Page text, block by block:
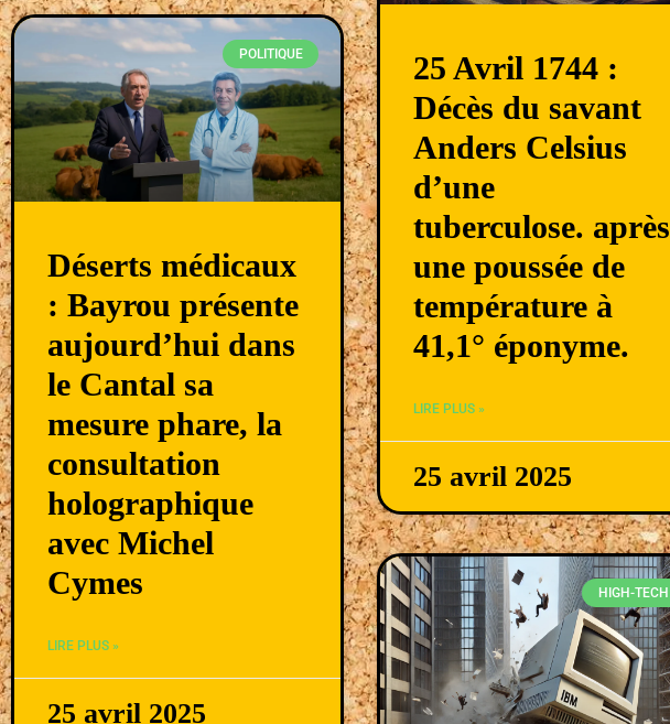
POLITIQUE
Déserts médicaux
: Bayrou présente
aujourd’hui dans
le Cantal sa
mesure phare, la
consultation
holographique
avec Michel
Cymes
LIRE PLUS »
25 avril 2025
25 Avril 1744 :
Décès du savant
Anders Celsius
d’une
tuberculose. après
une poussée de
température à
41,1° éponyme.
LIRE PLUS »
25 avril 2025
HIGH-TECH